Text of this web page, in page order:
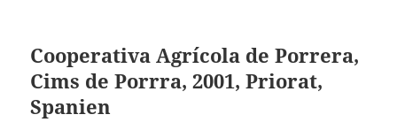
Cooperativa Agrícola de Porrera,
Cims de Porrra, 2001, Priorat,
Spanien